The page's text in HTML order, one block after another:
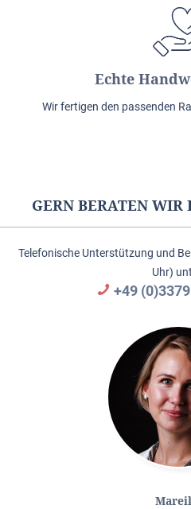
Echte
Wir fertigen den passenden
GERN BERATEN WIR
Telefonische Unterstützung und
Uhr)
+49